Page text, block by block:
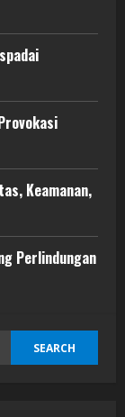
Keamanan,
Perlindungan